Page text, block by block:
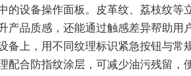
的设备操作面板。皮革纹、荔枝纹等
产品质感，还能通过触感差异帮助用
备上，用不同纹理标识紧急按钮与常
配合防指纹涂层，可减少油污残留，